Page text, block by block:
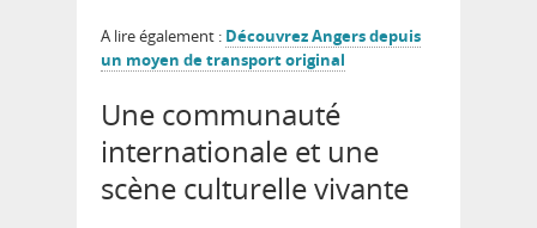
A lire également : Découvrez Angers depuis
un moyen de transport original
Une communauté
internationale et une
scène culturelle vivante